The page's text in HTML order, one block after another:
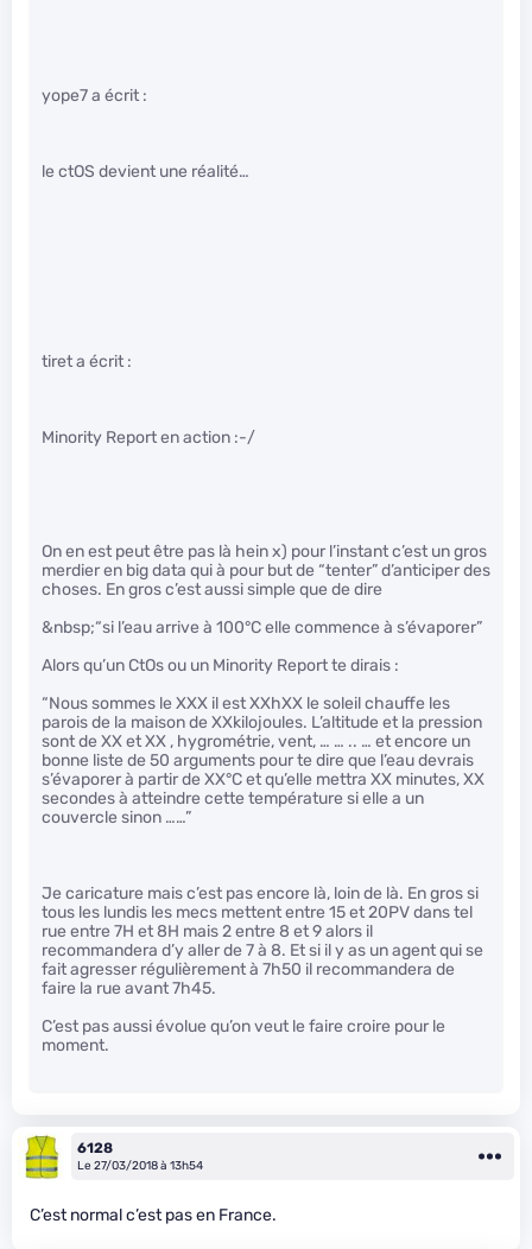
yope7 a écrit :
le ctOS devient une réalité…
tiret a écrit :
Minority Report en action :-/
On en est peut être pas là hein x) pour l’instant c’est un gros
merdier en big data qui à pour but de “tenter” d’anticiper des
choses. En gros c’est aussi simple que de dire
&nbsp;“si l’eau arrive à 100°C elle commence à s’évaporer”
Alors qu’un CtOs ou un Minority Report te dirais :
“Nous sommes le XXX il est XXhXX le soleil chauffe les
parois de la maison de XXkilojoules. L’altitude et la pression
sont de XX et XX , hygrométrie, vent, … … .. … et encore un
bonne liste de 50 arguments pour te dire que l’eau devrais
s’évaporer à partir de XX°C et qu’elle mettra XX minutes, XX
secondes à atteindre cette température si elle a un
couvercle sinon ……”
Je caricature mais c’est pas encore là, loin de là. En gros si
tous les lundis les mecs mettent entre 15 et 20PV dans tel
rue entre 7H et 8H mais 2 entre 8 et 9 alors il
recommandera d’y aller de 7 à 8. Et si il y as un agent qui se
fait agresser régulièrement à 7h50 il recommandera de
faire la rue avant 7h45.
C’est pas aussi évolue qu’on veut le faire croire pour le
moment.
6128
Le 27/03/2018 à 13h54
C’est normal c’est pas en France.